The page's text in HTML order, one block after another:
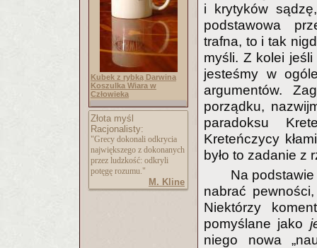
Kubek z rybką Darwina
Koszulka Wiara w
Człowieka
Złota myśl
Racjonalisty:
"Grecy dokonali odkrycia
największego z dokonanych
przez ludzkość: odkryli
potęgę rozumu."
M. Kline
i krytyków
podstawowa
trafna, to i tak
myśli. Z kolei jeśli
jesteśmy w
argumentów.
porządku,
paradoksu
Kreteńczycy
było to zadanie z
Na
nabrać
Niektórzy
pomyślane jako
niego nowa